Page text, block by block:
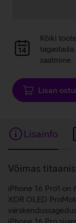
Andmete
laadimine
Kõiki
saatmine.
Lisan
Lisainfo
Lisainfo
Võimas
iPhone 16 Pro'l on
XDR OLED
iPhone 16 Pro